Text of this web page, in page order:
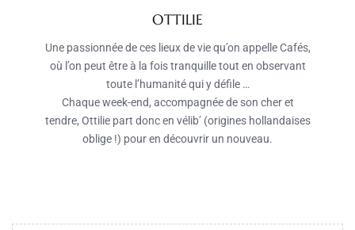
OTTILIE
Une passionnée de ces lieux de vie qu’on appelle Cafés,
où l’on peut être à la fois tranquille tout en observant
toute l’humanité qui y défile …
Chaque week-end, accompagnée de son cher et
tendre, Ottilie part donc en vélib’ (origines hollandaises
oblige !) pour en découvrir un nouveau.